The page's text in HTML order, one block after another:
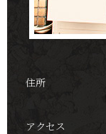
住所
アクセス